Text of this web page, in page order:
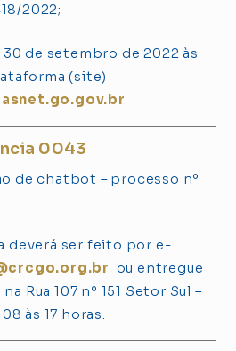
2022;
de setembro de 2022 às
(site)
0043
de chatbot – processo nº
deverá ser feito por e-
ou entregue
Rua 107 nº 151 Setor Sul –
às 17 horas.